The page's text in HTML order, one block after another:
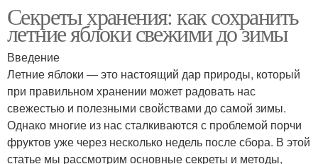
Секреты хранения: как сохранить
летние яблоки свежими до зимы
Введение
Летние яблоки — это настоящий дар природы, который
при правильном хранении может радовать нас
свежестью и полезными свойствами до самой зимы.
Однако многие из нас сталкиваются с проблемой порчи
фруктов уже через несколько недель после сбора. В этой
статье мы рассмотрим основные секреты и методы,